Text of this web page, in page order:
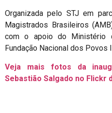
Organizada pelo STJ em
Magistrados Brasileiros
com o apoio do Ministério
Fundação Nacional dos Povos
Veja mais fotos da
Sebastião Salgado no Flickr